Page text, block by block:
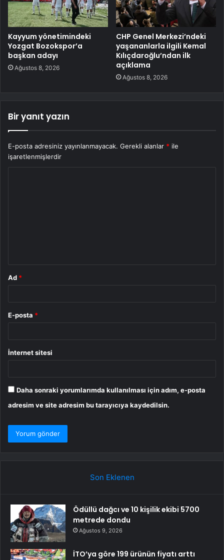
Kayyum yönetimindeki
Yozgat Bozokspor’a
başkan adayı
Ağustos 8, 2026
CHP Genel Merkezi’ndeki
yaşananlarla ilgili Kemal
Kılıçdaroğlu’ndan ilk
açıklama
Ağustos 8, 2026
Bir yanıt yazın
E-posta adresiniz yayınlanmayacak. Gerekli alanlar * ile
işaretlenmişlerdir
Ad *
E-posta *
İnternet sitesi
Daha sonraki yorumlarımda kullanılması için adım, e-posta
adresim ve site adresim bu tarayıcıya kaydedilsin.
Son Eklenen
Ödüllü dağcı ve 10 kişilik ekibi 5700
metrede dondu
Ağustos 9, 2026
İTO’ya göre 199 ürünün fiyatı arttı